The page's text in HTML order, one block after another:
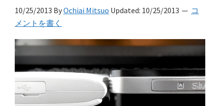
10/25/2013 ByOchiai Mitsuo Updated: 10/25/2013
コ
メントを書く